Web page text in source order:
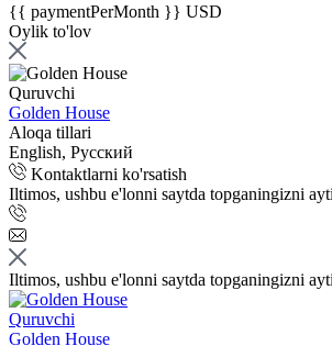
{{ paymentPerMonth }} USD
Oylik to'lov
Quruvchi
Golden House
Aloqa tillari
English, Русский
Kontaktlarni ko'rsatish
Iltimos, ushbu e'lonni saytda topganingizni
Iltimos, ushbu e'lonni saytda topganingizni
Quruvchi
Golden House